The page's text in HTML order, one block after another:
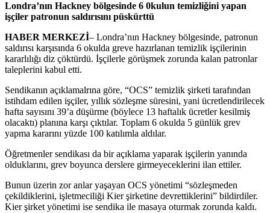
Londra’nın Hackney bölgesinde 6 0kulun temizliğini yapan
işçiler patronun saldırısını püskürttü
HABER MERKEZİ– Londra’nın Hackney bölgesinde, patronun
saldırısı karşısında 6 okulda greve hazırlanan temizlik işçilerinin
kararlılığı diz çöktürdü. İşçilerle görüşmek zorunda kalan patronlar
taleplerini kabul etti.
Sendikanın açıklamalrına göre, “OCS” temizlik şirketi tarafından
istihdam edilen işçiler, yıllık sözleşme süresini, yani ücretlendirilecek
hafta sayısını 39’a düşürme (böylece 13 haftalık ücretler kesilmiş
olacaktı) planına karşı çıktılar. Toplam 6 okulda 5 günlük grev
yapma kararını yüzde 100 katılımla aldılar.
Öğretmenler sendikası da bir açıklama yaparak işçilerin yanında
olduklarını, grev boyunca derslere girmeyeceklerini ilan ettiler.
Bunun üzerin zor anlar yaşayan OCS yönetimi “sözleşmeden
çekildiklerini, işletmeciliği Kier şirketine devrettiklerini” bildirdiler.
Kier şirket yönetimi ise sendika ile masaya oturmak zorunda kaldı.